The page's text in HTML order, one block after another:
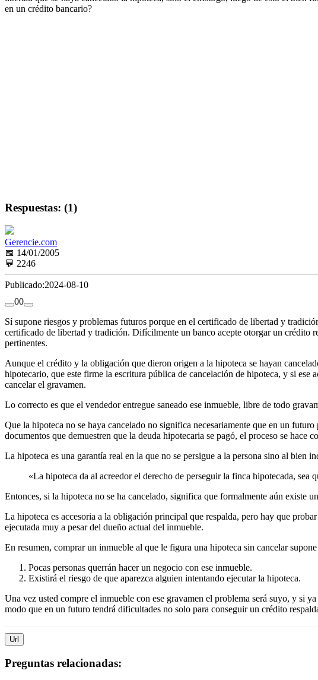
en un crédito bancario?
Respuestas: (1)
Gerencie.com
📅 14/01/2005
💬 2246
Publicado:2024-08-10
00
Sí supone riesgos y problemas futuros porque en el certificado de libertad y
certificado de libertad y tradición. Difícilmente un banco acepte otorgar un crédito
pertinentes.
Aunque el crédito y la obligación que dieron origen a la hipoteca se hayan
hipotecario, que este firme la escritura pública de cancelación de hipoteca, y si
cancelar el gravamen.
Lo correcto es que el vendedor entregue saneado ese inmueble, libre de todo
Que la hipoteca no se haya cancelado no significa necesariamente que en un
documentos que demuestren que la deuda hipotecaria se pagó, el proceso se hace
La hipoteca es una garantía real en la que no se persigue a la persona sino al
«La hipoteca da al acreedor el derecho de perseguir la finca hipotecada,
Entonces, si la hipoteca no se ha cancelado, significa que formalmente aún existe
La hipoteca es accesoria a la obligación principal que respalda, pero hay que
ejecutada muy a pesar del dueño actual del inmueble.
En resumen, comprar un inmueble al que le figura una hipoteca sin cancelar
Pocas personas querrán hacer un negocio con ese inmueble.
Existirá el riesgo de que aparezca alguien intentando ejecutar la hipoteca.
Una vez usted compre el inmueble con ese gravamen el problema será suyo, y si
modo que en un futuro tendrá dificultades no solo para conseguir un crédito
Url
Preguntas relacionadas: